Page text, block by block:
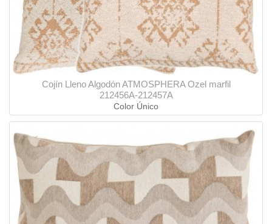
Cojín Lleno Algodón ATMOSPHERA Ozel marfil
212456A-212457A
Color Único